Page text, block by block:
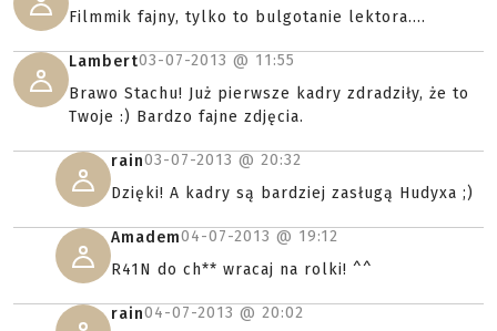
Filmmik fajny, tylko to bulgotanie lektora....
Lambert03-07-2013 @ 11:55
Brawo Stachu! Już pierwsze kadry zdradziły, że to
Twoje :) Bardzo fajne zdjęcia.
rain03-07-2013 @ 20:32
Dzięki! A kadry są bardziej zasługą Hudyxa ;)
Amadem04-07-2013 @ 19:12
R41N do ch** wracaj na rolki! ^^
rain04-07-2013 @ 20:02